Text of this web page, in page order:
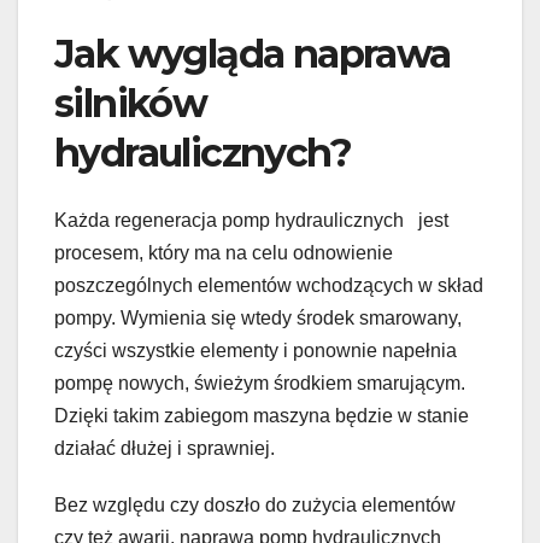
Jak wygląda naprawa
silników
hydraulicznych?
Każda regeneracja pomp hydraulicznych jest
procesem, który ma na celu odnowienie
poszczególnych elementów wchodzących w skład
pompy. Wymienia się wtedy środek smarowany,
czyści wszystkie elementy i ponownie napełnia
pompę nowych, świeżym środkiem smarującym.
Dzięki takim zabiegom maszyna będzie w stanie
działać dłużej i sprawniej.
Bez względu czy doszło do zużycia elementów
czy też awarii, naprawa pomp hydraulicznych